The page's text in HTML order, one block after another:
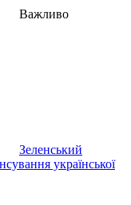
Важливо
Зеленський
української